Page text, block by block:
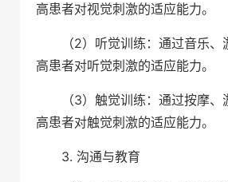
高患者对视觉刺激的适应能力。
（2）听觉训练：通过音乐
高患者对听觉刺激的适应能力。
（3）触觉训练：通过按摩
高患者对触觉刺激的适应能力。
3. 沟通与教育